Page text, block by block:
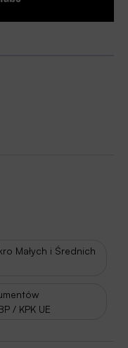
Małych i Średnich
/ KPK UE